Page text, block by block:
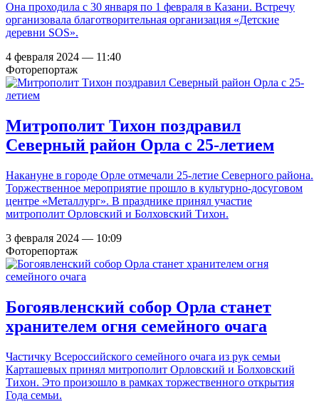
Она проходила с 30 января по 1 февраля в Казани. Встречу
организовала благотворительная организация «Детские
деревни SOS».
4 февраля 2024 — 11:40
Фоторепортаж
Митрополит Тихон поздравил
Северный район Орла с 25-летием
Накануне в городе Орле отмечали 25-летие Северного района.
Торжественное мероприятие прошло в культурно-досуговом
центре «Металлург». В празднике принял участие
митрополит Орловский и Болховский Тихон.
3 февраля 2024 — 10:09
Фоторепортаж
Богоявленский собор Орла станет
хранителем огня семейного очага
Частичку Всероссийского семейного очага из рук семьи
Карташевых принял митрополит Орловский и Болховский
Тихон. Это произошло в рамках торжественного открытия
Года семьи.